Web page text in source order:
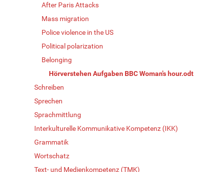
After Paris Attacks
Mass migration
Police violence in the US
Political polarization
Belonging
Hörverstehen Aufgaben BBC Woman's hour.odt
Schreiben
Sprechen
Sprachmittlung
Interkulturelle Kommunikative Kompetenz (IKK)
Grammatik
Wortschatz
Text- und Medienkompetenz (TMK)